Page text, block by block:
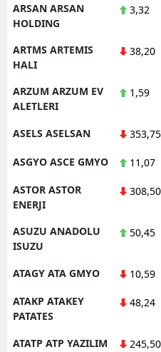
ARSAN ARSAN
HOLDING
3,32
ARTMS ARTEMIS
HALI
38,20
ARZUM ARZUM EV
ALETLERI
1,59
ASELS ASELSAN 353,75
ASGYO ASCE GMYO 11,07
ASTOR ASTOR
ENERJI
308,50
ASUZU ANADOLU
ISUZU
50,45
ATAGY ATA GMYO 10,59
ATAKP ATAKEY
PATATES
48,24
ATATP ATP YAZILIM 245,50